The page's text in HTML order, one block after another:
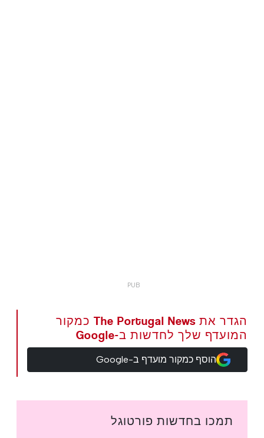
הגדר את The Portugal News כמקור
המועדף שלך לחדשות ב-Google
הוסף כמקור מועדף ב-Google
תמכו בחדשות פורטוגל